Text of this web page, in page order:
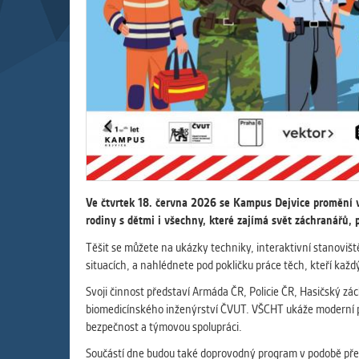
Slouží pro
pomáhají
stran, které
Využívané
Vašich
analýzou
OSTATNÍ
Cookies,
uvedených
Ve čtvrtek 18. června 2026 se Kampus Dejvice
rodiny s dětmi i všechny, které zajímá svět
Těšit se můžete na ukázky techniky, interaktivní
situacích, a nahlédnete pod pokličku práce těch, kteří
Svoji činnost představí Armáda ČR, Policie ČR, Hasičský
biomedicínského inženýrství ČVUT. VŠCHT ukáže
bezpečnost a týmovou spolupráci.
Součástí dne budou také doprovodný program v podobě